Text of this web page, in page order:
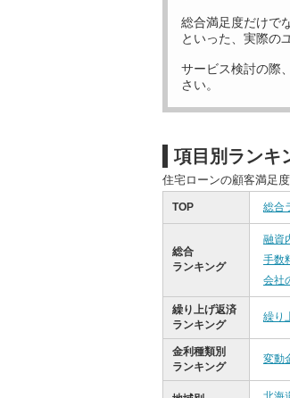
総合満足度だけで
といった、実際の
サービス検討の際
さい。
項目別ランキ
住宅ローンの顧客満足
TOP 総合
総合
ランキング
融資
手数
会社
繰り上げ返済
ランキング
繰り
金利種類別
ランキング
変動